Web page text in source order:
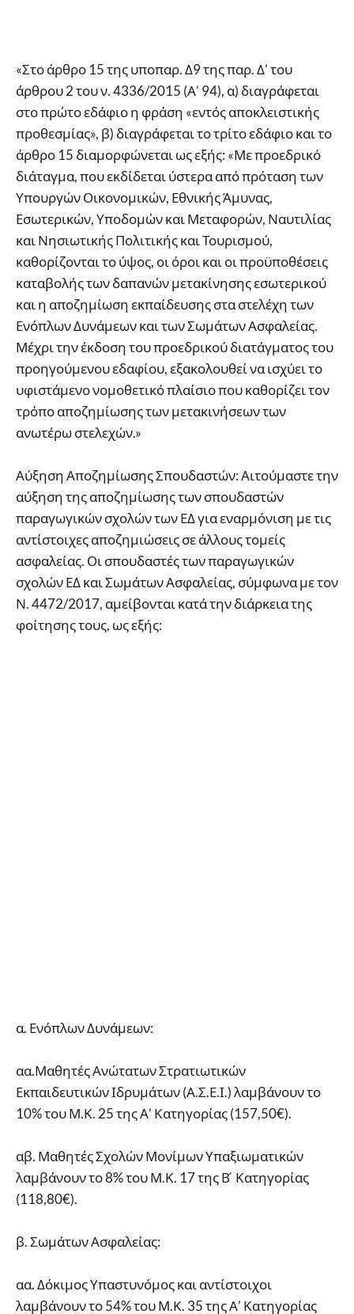
«Στο άρθρο 15 της υποπαρ. Δ9 της παρ. Δ’ του
άρθρου 2 του ν. 4336/2015 (Α’ 94), α) διαγράφεται
στο πρώτο εδάφιο η φράση «εντός αποκλειστικής
προθεσμίας», β) διαγράφεται το τρίτο εδάφιο και το
άρθρο 15 διαμορφώνεται ως εξής: «Με προεδρικό
διάταγμα, που εκδίδεται ύστερα από πρόταση των
Υπουργών Οικονομικών, Εθνικής Άμυνας,
Εσωτερικών, Υποδομών και Μεταφορών, Ναυτιλίας
και Νησιωτικής Πολιτικής και Τουρισμού,
καθορίζονται το ύψος, οι όροι και οι προϋποθέσεις
καταβολής των δαπανών μετακίνησης εσωτερικού
και η αποζημίωση εκπαίδευσης στα στελέχη των
Ενόπλων Δυνάμεων και των Σωμάτων Ασφαλείας.
Μέχρι την έκδοση του προεδρικού διατάγματος του
προηγούμενου εδαφίου, εξακολουθεί να ισχύει το
υφιστάμενο νομοθετικό πλαίσιο που καθορίζει τον
τρόπο αποζημίωσης των μετακινήσεων των
ανωτέρω στελεχών.»
Αύξηση Αποζημίωσης Σπουδαστών: Αιτούμαστε την
αύξηση της αποζημίωσης των σπουδαστών
παραγωγικών σχολών των ΕΔ για εναρμόνιση με τις
αντίστοιχες αποζημιώσεις σε άλλους τομείς
ασφαλείας. Οι σπουδαστές των παραγωγικών
σχολών ΕΔ και Σωμάτων Ασφαλείας, σύμφωνα με τον
Ν. 4472/2017, αμείβονται κατά την διάρκεια της
φοίτησης τους, ως εξής:
α. Ενόπλων Δυνάμεων:
αα.Μαθητές Ανώτατων Στρατιωτικών
Εκπαιδευτικών Ιδρυμάτων (Α.Σ.Ε.Ι.) λαμβάνουν το
10% του Μ.Κ. 25 της Α’ Κατηγορίας (157,50€).
αβ. Μαθητές Σχολών Μονίμων Υπαξιωματικών
λαμβάνουν το 8% του Μ.Κ. 17 της Β ́ Κατηγορίας
(118,80€).
β. Σωμάτων Ασφαλείας:
αα. Δόκιμος Υπαστυνόμος και αντίστοιχοι
λαμβάνουν το 54% του Μ.Κ. 35 της Α’ Κατηγορίας